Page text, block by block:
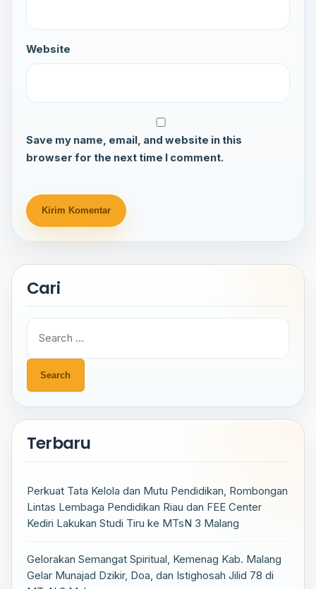
Website
Save my name, email, and website in this
browser for the next time I comment.
Cari
for:
Terbaru
Perkuat Tata Kelola dan Mutu Pendidikan, Rombongan
Lintas Lembaga Pendidikan Riau dan FEE Center
Kediri Lakukan Studi Tiru ke MTsN 3 Malang
Gelorakan Semangat Spiritual, Kemenag Kab. Malang
Gelar Munajad Dzikir, Doa, dan Istighosah Jilid 78 di